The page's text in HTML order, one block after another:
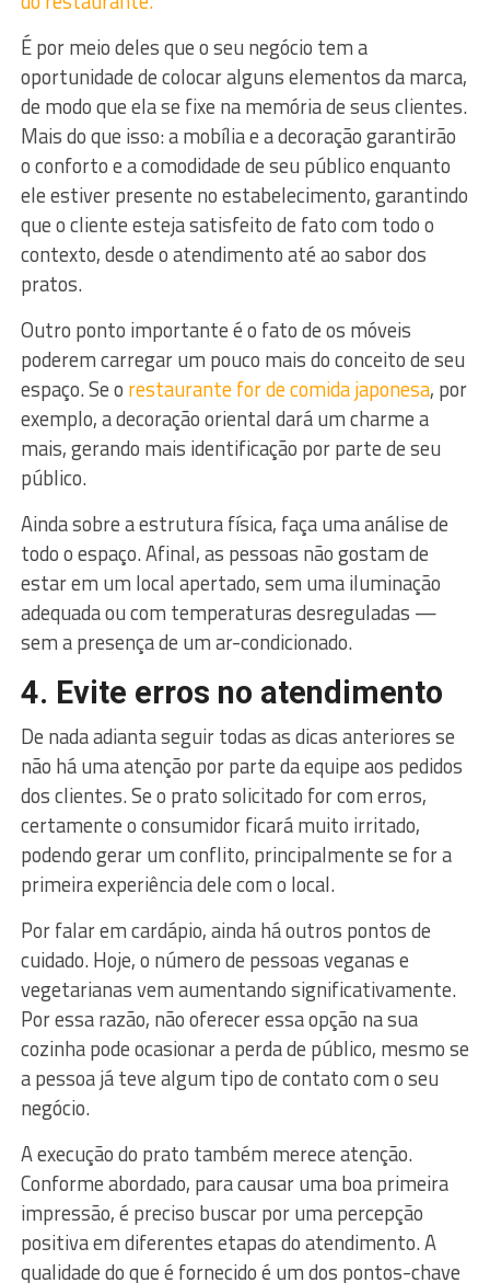
É por meio deles que o seu negócio tem a
oportunidade de colocar alguns elementos da marca,
de modo que ela se fixe na memória de seus clientes.
Mais do que isso: a mobília e a decoração garantirão
o conforto e a comodidade de seu público enquanto
ele estiver presente no estabelecimento, garantindo
que o cliente esteja satisfeito de fato com todo o
contexto, desde o atendimento até ao sabor dos
pratos.
Outro ponto importante é o fato de os móveis
poderem carregar um pouco mais do conceito de seu
espaço. Se o restaurante for de comida japonesa, por
exemplo, a decoração oriental dará um charme a
mais, gerando mais identificação por parte de seu
público.
Ainda sobre a estrutura física, faça uma análise de
todo o espaço. Afinal, as pessoas não gostam de
estar em um local apertado, sem uma iluminação
adequada ou com temperaturas desreguladas —
sem a presença de um ar-condicionado.
4. Evite erros no atendimento
De nada adianta seguir todas as dicas anteriores se
não há uma atenção por parte da equipe aos pedidos
dos clientes. Se o prato solicitado for com erros,
certamente o consumidor ficará muito irritado,
podendo gerar um conflito, principalmente se for a
primeira experiência dele com o local.
Por falar em cardápio, ainda há outros pontos de
cuidado. Hoje, o número de pessoas veganas e
vegetarianas vem aumentando significativamente.
Por essa razão, não oferecer essa opção na sua
cozinha pode ocasionar a perda de público, mesmo se
a pessoa já teve algum tipo de contato com o seu
negócio.
A execução do prato também merece atenção.
Conforme abordado, para causar uma boa primeira
impressão, é preciso buscar por uma percepção
positiva em diferentes etapas do atendimento. A
qualidade do que é fornecido é um dos pontos-chave